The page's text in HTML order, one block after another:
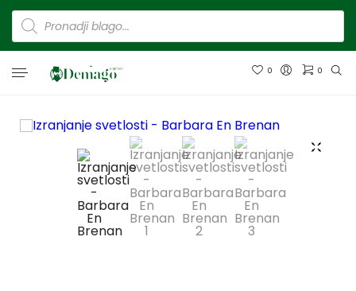
0 0